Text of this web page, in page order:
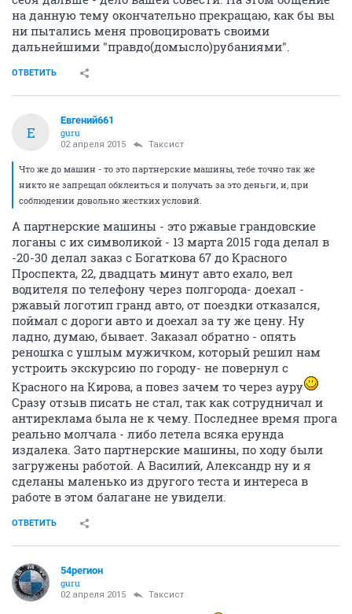
на данную тему окончательно прекращаю, как бы вы
ни пытались меня провоцировать своими
дальнейшими "правдо(домысло)рубаниями".
ОТВЕТИТЬ
Е
Евгений661
guru
02 апреля 2015 Таксист
Что же до машин - то это партнерские машины, тебе точно так же
никто не запрещал обклеиться и получать за это деньги, и, при
соблюдении довольно жестких условий.
А партнерские машины - это ржавые грандовские
логаны с их символикой - 13 марта 2015 года делал в
-20-30 делал заказ с Богаткова 67 до Красного
Проспекта, 22, двадцать минут авто ехало, вел
водителя по телефону через полгорода- доехал -
ржавый логотип гранд авто, от поездки отказался,
поймал с дороги авто и доехал за ту же цену. Ну
ладно, думаю, бывает. Заказал обратно - опять
реношка с ушлым мужичком, который решил нам
устроить экскурсию по городу- не повернул с
Красного на Кирова, а повез зачем то через ауру
Сразу отзыв писать не стал, так как сотрудничал и
антиреклама была не к чему. Последнее время прога
реально молчала - либо летела всяка ерунда
издалека. Зато партнерские машины, по ходу были
загружены работой. А Василий, Александр ну и я
сделаны маленько из другого теста и интереса в
работе в этом балагане не увидели.
ОТВЕТИТЬ
54регион
guru
02 апреля 2015 Таксист